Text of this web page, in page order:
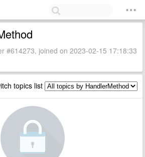
#614273, joined on 2023-02-15 17:18:33
topics list